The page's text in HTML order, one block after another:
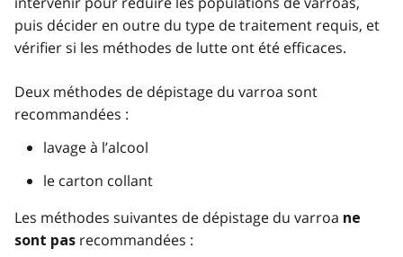
puis décider en outre du type de traitement requis, et
vérifier si les méthodes de lutte ont été efficaces.
Deux méthodes de dépistage du varroa sont
recommandées :
lavage à l’alcool
le carton collant
Les méthodes suivantes de dépistage du varroa ne
sont pas recommandées :